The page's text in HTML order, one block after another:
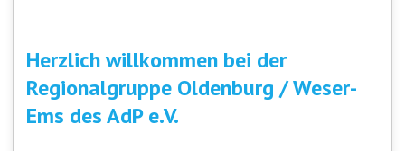
Herzlich willkommen bei der
Regionalgruppe Oldenburg / Weser-
Ems des AdP e.V.